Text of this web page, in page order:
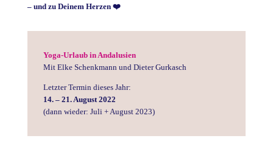
– und zu Deinem Herzen ❤️
Yoga-Urlaub in Andalusien
Mit Elke Schenkmann und Dieter Gurkasch
Letzter Termin dieses Jahr:
14. – 21. August 2022
(dann wieder: Juli + August 2023)